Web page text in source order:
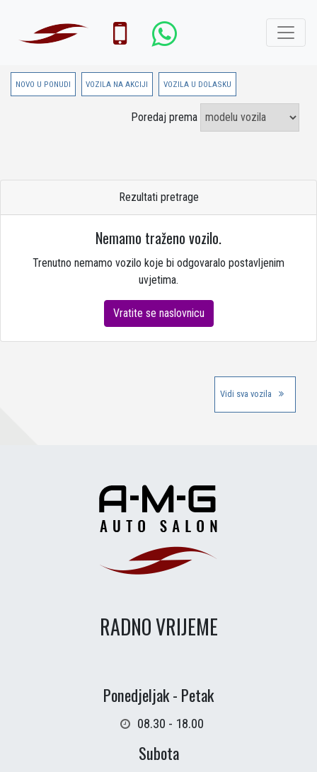
NOVO U PONUDI VOZILA NA AKCIJI VOZILA U DOLASKU
Poredaj prema
Rezultati pretrage
Nemamo traženo vozilo.
Trenutno nemamo vozilo koje bi odgovaralo postavljenim
uvjetima.
Vratite se naslovnicu
Vidi sva vozila
RADNO VRIJEME
Ponedjeljak - Petak
08.30 - 18.00
Subota